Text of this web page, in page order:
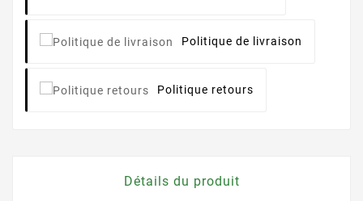
Politique de livraison
Politique retours
Détails du produit